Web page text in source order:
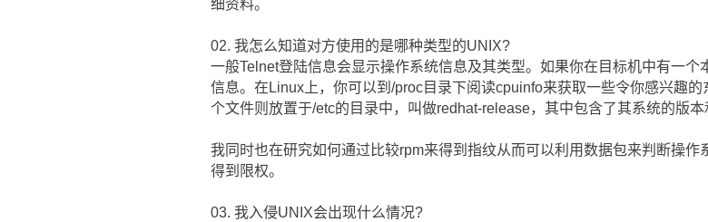
细资料。
02. 我怎么知道对方使用的是哪种类型的UNIX?
一般Telnet登陆信息会显示操作系统信息及其类型。如果你在目标机中有一
信息。在Linux上，你可以到/proc目录下阅读cpuinfo来获取一些令你感兴趣
个文件则放置于/etc的目录中，叫做redhat-release，其中包含了其系统的版本
我同时也在研究如何通过比较rpm来得到指纹从而可以利用数据包来判断操
得到限权。
03. 我入侵UNIX会出现什么情况?